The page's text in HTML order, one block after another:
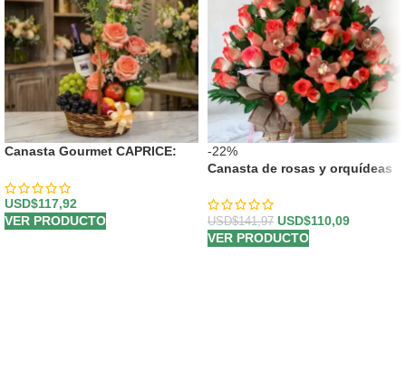
Canasta Gourmet CAPRICE:
⚜️
USD$117,92
VER PRODUCTO
-22%
Canasta de rosas y orquídeas
USD$141,97 USD$110,09
VER PRODUCTO